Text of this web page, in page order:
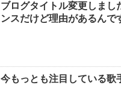
ブログタイトル変更しまし
ンスだけど理由があるんで
今もっとも注目している歌